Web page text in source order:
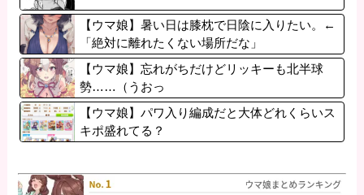
【ウマ娘】暑い日は膝枕で日陰に入りたい。←
「絶対に離れたくない場所だな」
【ウマ娘】忘れがちだけどリッキーも北半球
勢……（うおっ
【ウマ娘】パワ入り編成だと大体どれくらいス
キポ盛れてる？